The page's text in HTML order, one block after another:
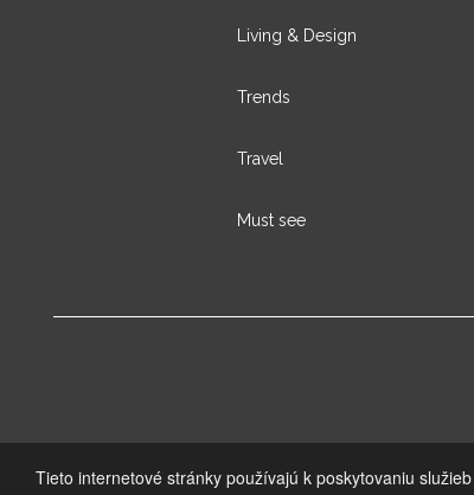
Tieto internetové stránky používajú k poskytovaniu
Living & Design
Trends
Travel
Must see